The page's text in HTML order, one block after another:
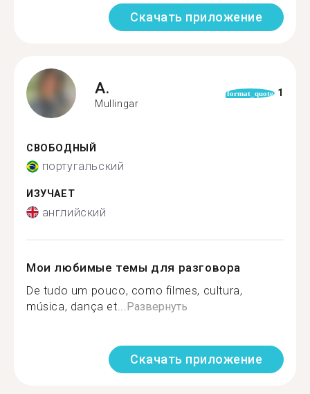
Скачать приложение
A.
Mullingar
format_quote 1
СВОБОДНЫЙ
португальский
ИЗУЧАЕТ
английский
Мои любимые темы для разговора
De tudo um pouco, como filmes, cultura,
música, dança et... Развернуть
Скачать приложение